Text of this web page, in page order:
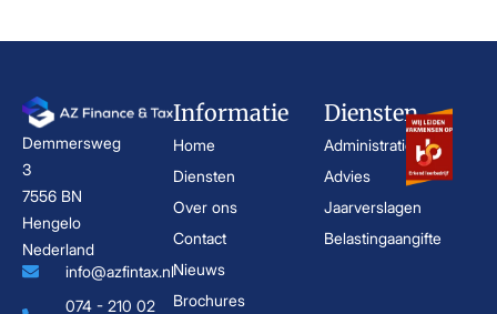
Demmersweg
3
7556 BN
Hengelo
Nederland
info@azfintax.nl
074 - 210 02
Informatie
Home
Diensten
Over ons
Contact
Nieuws
Brochures
Diensten
Administratie
Advies
Jaarverslagen
Belastingaangifte